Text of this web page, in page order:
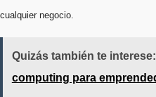
cualquier negocio.
Quizás también te interese:
computing para